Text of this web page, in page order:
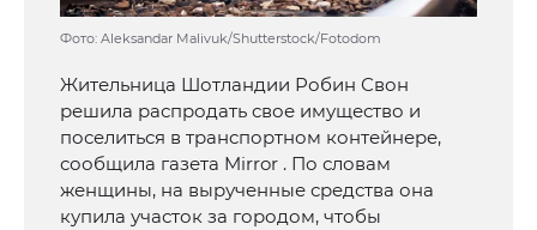
Фото: Aleksandar Malivuk/Shutterstock/Fotodom
Жительница Шотландии Робин Свон
решила распродать свое имущество и
поселиться в транспортном контейнере,
сообщила газета Mirror . По словам
женщины, на вырученные средства она
купила участок за городом, чтобы